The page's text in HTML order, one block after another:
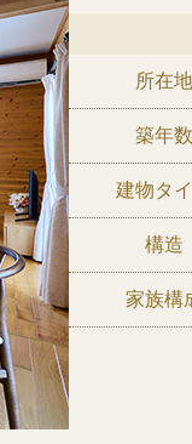
所在地
築年数
建物タ
構造
家族構